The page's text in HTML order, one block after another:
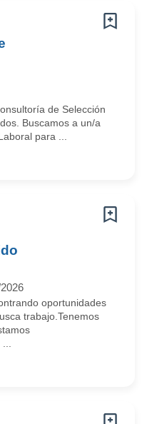
de Selección
Buscamos a un/a
para ...
oportunidades
trabajo.Tenemos